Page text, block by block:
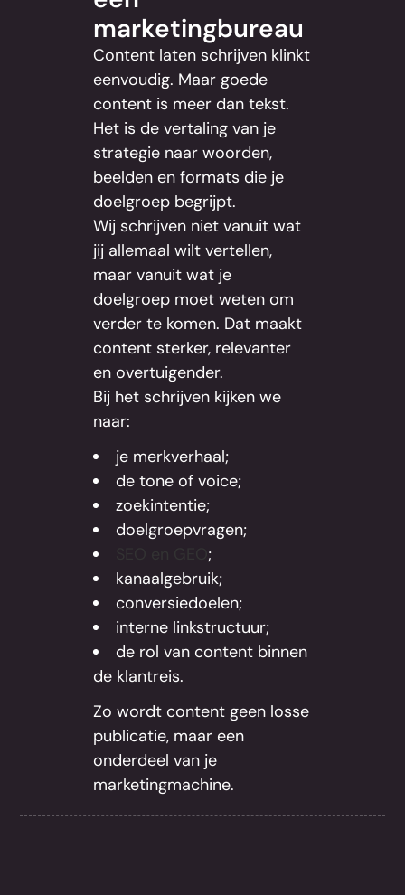
marketingbureau
Content laten schrijven klinkt
eenvoudig. Maar goede
content is meer dan tekst.
Het is de vertaling van je
strategie naar woorden,
beelden en formats die je
doelgroep begrijpt.
Wij schrijven niet vanuit wat
jij allemaal wilt vertellen,
maar vanuit wat je
doelgroep moet weten om
verder te komen. Dat maakt
content sterker, relevanter
en overtuigender.
Bij het schrijven kijken we
naar:
je merkverhaal;
de tone of voice;
zoekintentie;
doelgroepvragen;
;
kanaalgebruik;
conversiedoelen;
interne linkstructuur;
de rol van content binnen
de klantreis.
Zo wordt content geen losse
publicatie, maar een
onderdeel van je
marketingmachine.